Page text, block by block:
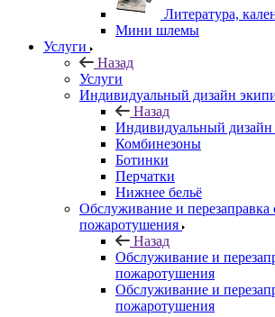
Литература,
Мини шлемы
Услуги
Назад
Услуги
Индивидуальный дизайн
Назад
Индивидуальный дизайн
Комбинезоны
Ботинки
Перчатки
Нижнее бельё
Обслуживание и перезаправка
пожаротушения
Назад
Обслуживание и
пожаротушения
Обслуживание и
пожаротушения